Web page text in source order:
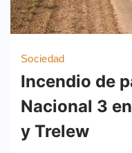
Sociedad
Incendio de
Nacional 3
y Trelew